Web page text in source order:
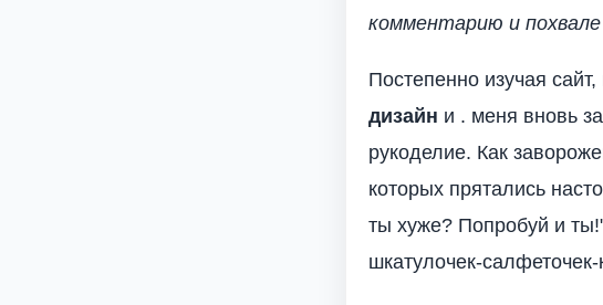
комментарию и
Постепенно изучая
дизайн и . меня вновь
рукоделие. Как
которых прятались
ты хуже? Попробуй и
шкатулочек-